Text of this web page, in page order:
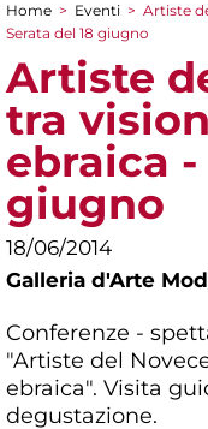
Tu sei qui
Home > Eventi > Artiste
Serata del 18 giugno
Artiste
tra
ebraica -
giugno
18/06/2014
Galleria d'Arte
Conferenze -
"Artiste del
ebraica". Visita
degustazione.